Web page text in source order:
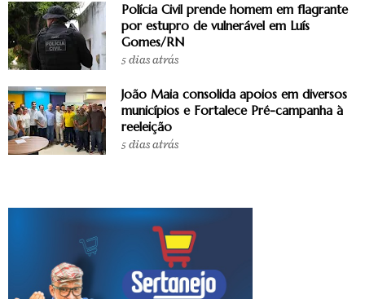
Polícia Civil prende homem em flagrante
por estupro de vulnerável em Luís
Gomes/RN
5 dias atrás
João Maia consolida apoios em diversos
municípios e Fortalece Pré-campanha à
reeleição
5 dias atrás